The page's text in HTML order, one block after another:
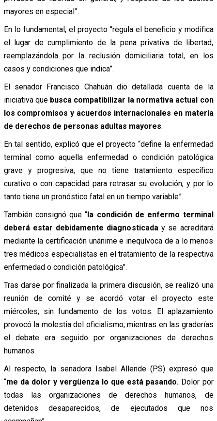
mayores en especial”.
En lo fundamental, el proyecto “regula el beneficio y modifica
el lugar de cumplimiento de la pena privativa de libertad,
reemplazándola por la reclusión domiciliaria total, en los
casos y condiciones que indica”.
El senador Francisco Chahuán dio detallada cuenta de la
iniciativa que busca compatibilizar la normativa actual con
los compromisos y acuerdos internacionales en materia
de derechos de personas adultas mayores.
En tal sentido, explicó que el proyecto “define la enfermedad
terminal como aquella enfermedad o condición patológica
grave y progresiva, que no tiene tratamiento específico
curativo o con capacidad para retrasar su evolución, y por lo
tanto tiene un pronóstico fatal en un tiempo variable”.
También consignó que “la condición de enfermo terminal
deberá estar debidamente diagnosticada y se acreditará
mediante la certificación unánime e inequívoca de a lo menos
tres médicos especialistas en el tratamiento de la respectiva
enfermedad o condición patológica”.
Tras darse por finalizada la primera discusión, se realizó una
reunión de comité y se acordó votar el proyecto este
miércoles, sin fundamento de los votos. El aplazamiento
provocó la molestia del oficialismo, mientras en las graderías
el debate era seguido por organizaciones de derechos
humanos.
Al respecto, la senadora Isabel Allende (PS) expresó que
“me da dolor y vergüenza lo que está pasando. Dolor por
todas las organizaciones de derechos humanos, de
detenidos desaparecidos, de ejecutados que nos